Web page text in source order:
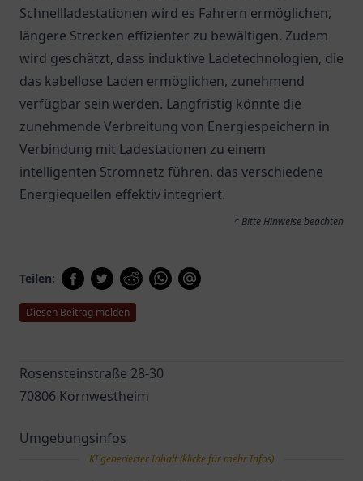
Schnellladestationen wird es Fahrern ermöglichen,
längere Strecken effizienter zu bewältigen. Zudem
wird geschätzt, dass induktive Ladetechnologien, die
das kabellose Laden ermöglichen, zunehmend
verfügbar sein werden. Langfristig könnte die
zunehmende Verbreitung von Energiespeichern in
Verbindung mit Ladestationen zu einem
intelligenten Stromnetz führen, das verschiedene
Energiequellen effektiv integriert.
* Bitte Hinweise beachten
Teilen:
Diesen Beitrag melden
Rosensteinstraße 28-30
70806 Kornwestheim
Umgebungsinfos
KI generierter Inhalt (klicke für mehr Infos)